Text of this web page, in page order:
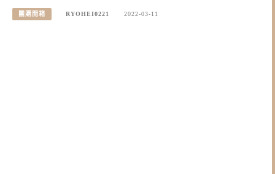
團購開箱 RYOHEI0221 2022-03-11